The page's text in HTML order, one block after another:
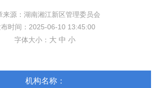
来源：湖南湘江新区管理委员会
布时间：2025-06-10 13:45:00
字体大小： 大 中 小
机构名称：